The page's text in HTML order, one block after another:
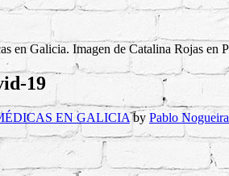
19
EN GALICIA by Pablo Nogueira